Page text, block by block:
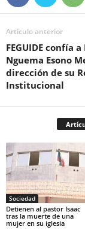
Artículo anterior
FEGUIDE confía
Nguema Esono
dirección de su
Institucional
Sociedad
‎Detienen al pastor Isaac
tras la muerte de una
mujer en su iglesia‎